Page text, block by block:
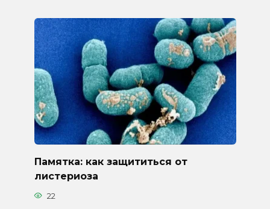
Памятка: как защититься от
листериоза
22